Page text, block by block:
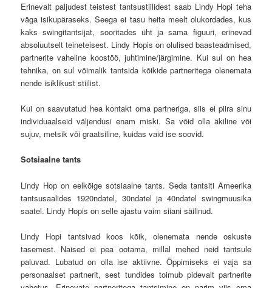
Erinevalt paljudest teistest tantsustiilidest saab Lindy Hopi teha
väga isikupäraseks. Seega ei tasu heita meelt olukordades, kus
kaks swingitantsijat, sooritades üht ja sama figuuri, erinevad
absoluutselt teineteisest. Lindy Hopis on olulised baasteadmised,
partnerite vaheline koostöö, juhtimine/järgimine. Kui sul on hea
tehnika, on sul võimalik tantsida kõikide partneritega olenemata
nende isiklikust stiilist.
Kui on saavutatud hea kontakt oma partneriga, siis ei piira sinu
individuaalseid väljendusi enam miski. Sa võid olla äkiline või
sujuv, metsik või graatsiline, kuidas vaid ise soovid.
Sotsiaalne tants
Lindy Hop on eelkõige sotsiaalne tants. Seda tantsiti Ameerika
tantsusaalides 1920ndatel, 30ndatel ja 40ndatel swingmuusika
saatel. Lindy Hopis on selle ajastu vaim siiani säilinud.
Lindy Hopi tantsivad koos kõik, olenemata nende oskuste
tasemest. Naised ei pea ootama, millal mehed neid tantsule
paluvad. Lubatud on olla ise aktiivne. Õppimiseks ei vaja sa
personaalset partnerit, sest tundides toimub pidevalt partnerite